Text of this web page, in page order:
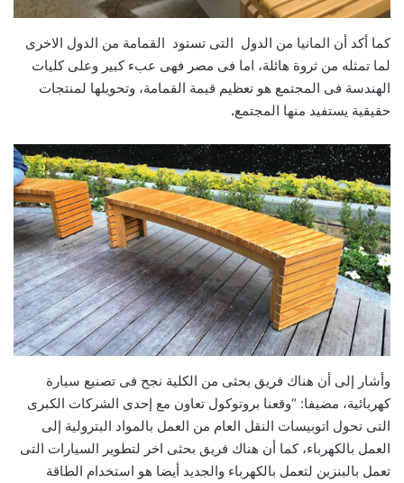
كما أكد أن المانيا من الدول التى تستود القمامة من الدول الاخرى
لما تمثله من ثروة هائلة، اما فى مصر فهى عبء كبير وعلى كليات
الهندسة فى المجتمع هو تعظيم قيمة القمامة، وتحويلها لمنتجات
حقيقية يستفيد منها المجتمع.
وأشار إلى أن هناك فريق بحثى من الكلية نجح فى تصنيع سيارة
كهربائية، مضيفا: “وقعنا بروتوكول تعاون مع إحدى الشركات الكبرى
التى تحول اتوبيسات النقل العام من العمل بالمواد البترولية إلى
العمل بالكهرباء، كما أن هناك فريق بحثى اخر لتطوير السيارات التى
تعمل بالبنزين لتعمل بالكهرباء والجديد أيضا هو استخدام الطاقة